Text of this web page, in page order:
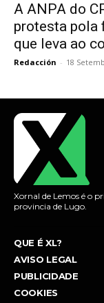
A ANPA do
protesta pola
que leva ao
Redacción - 18
Xornal de Lemos é o
provincia de Lugo.
QUE É XL?
AVISO LEGAL
PUBLICIDADE
COOKIES